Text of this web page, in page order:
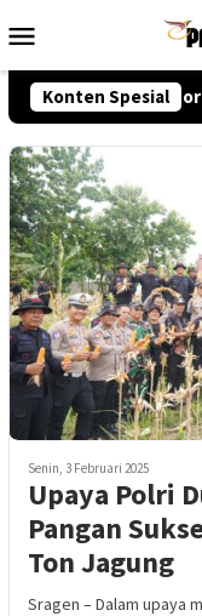
ke
Mobile
Konten Spesial
Prasetyo: E-
Senin, 3 Februari 2025
Upaya Polri
Pangan
Ton Jagung
Sragen – Dalam upaya